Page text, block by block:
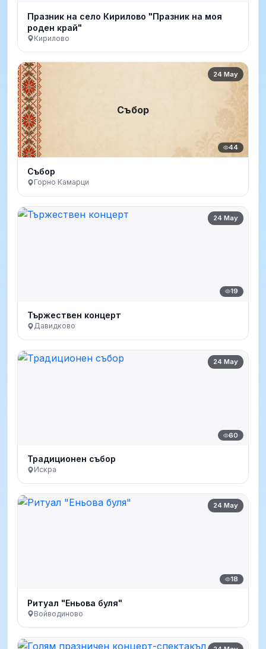
Празник на село Кирилово "Празник на моя
роден край"
Кирилово
Събор
24 May
44
Събор
Горно Камарци
24 May
19
Тържествен концерт
Давидково
24 May
60
Традиционен събор
Искра
24 May
18
Ритуал "Еньова буля"
Войводиново